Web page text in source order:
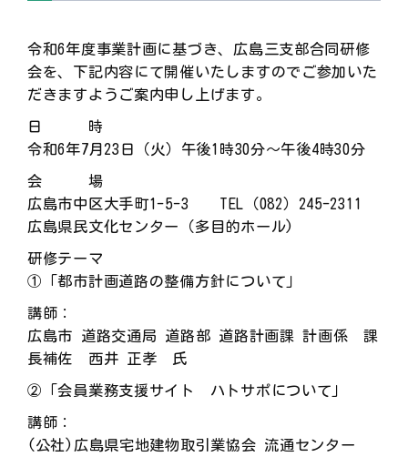
令和6年度事業計画に基づき、広島三支部合同研修
会を、下記内容にて開催いたしますのでご参加いた
だきますようご案内申し上げます。
日 時
令和6年7月23日（火）午後1時30分～午後4時30分
会 場
広島市中区大手町1-5-3 TEL（082）245-2311
広島県民文化センター（多目的ホール)
研修テーマ
①「都市計画道路の整備方針について」
講師：
広島市 道路交通局 道路部 道路計画課 計画係 課
長補佐 西井 正孝 氏
②「会員業務支援サイト ハトサポについて」
講師：
(公社)広島県宅地建物取引業協会 流通センター